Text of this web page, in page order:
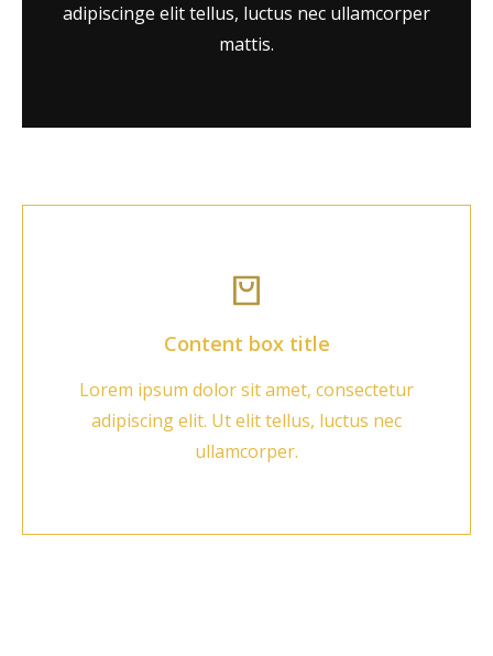
adipiscinge elit tellus, luctus nec ullamcorper
mattis.
Content box title
Lorem ipsum dolor sit amet, consectetur
adipiscing elit. Ut elit tellus, luctus nec
ullamcorper.